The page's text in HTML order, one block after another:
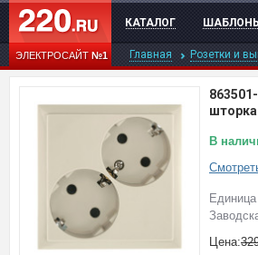
ЭЛЕКТРОСАЙТ№1
КАТАЛОГ ШАБЛОНЫ
Главная Розетки и
863501-
В
Цена: